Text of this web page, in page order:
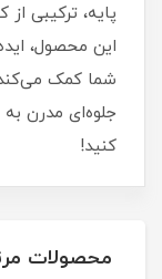
پایه، ترکیبی
این محصول،
شما کمک می‌کند
جلوه‌ای مدرن
کنید!
محصولات